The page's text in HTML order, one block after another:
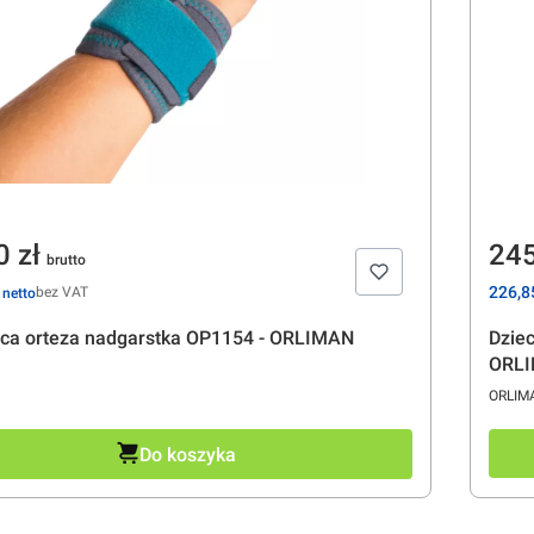
orteza nadgarstka OP1154 - ORLIMAN
zł
bez VAT
Do koszyka
Cena